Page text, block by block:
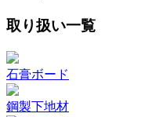
取り扱い一覧
石膏ボード
鋼製下地材